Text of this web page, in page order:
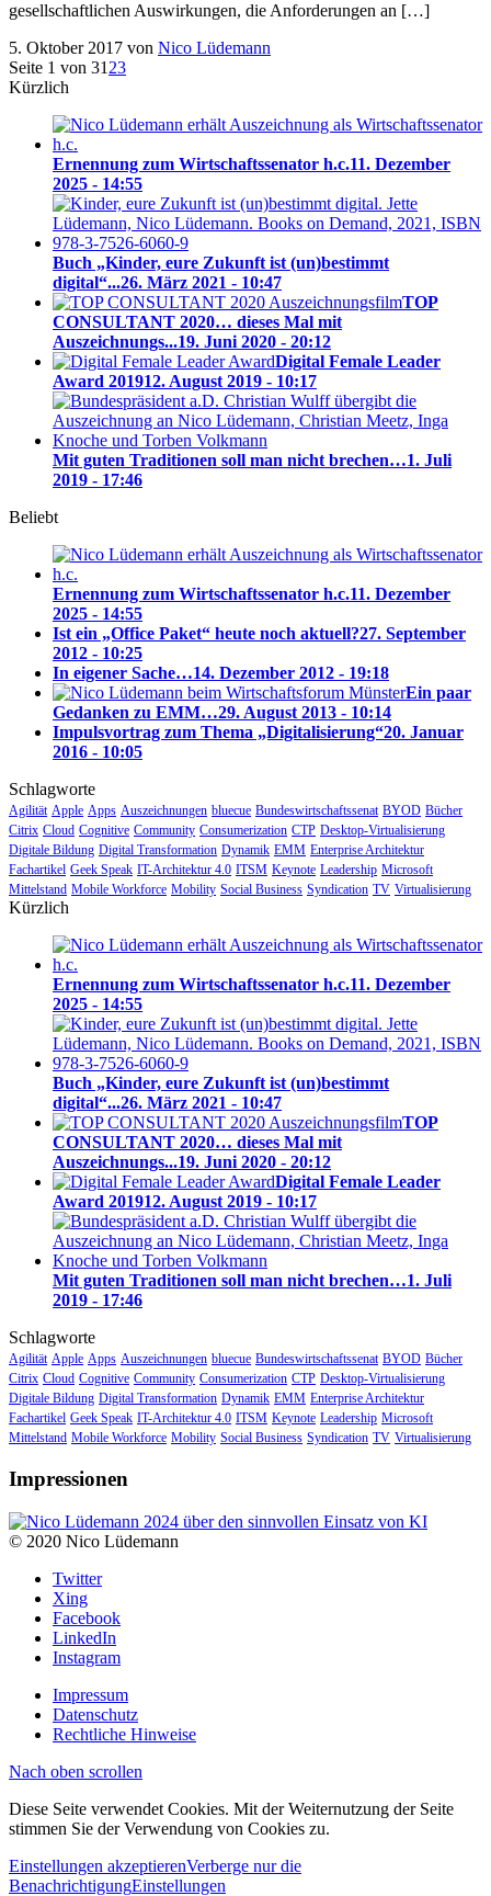
gesellschaftlichen Auswirkungen, die Anforderungen an […]
5. Oktober 2017 von Nico Lüdemann
Seite 1 von 31 23
Kürzlich
Ernennung zum Wirtschaftssenator h.c.11. Dezember
2025 - 14:55
Buch „Kinder, eure Zukunft ist (un)bestimmt
digital“...26. März 2021 - 10:47
TOP
CONSULTANT 2020… dieses Mal mit
Auszeichnungs...19. Juni 2020 - 20:12
Digital Female Leader
Award 201912. August 2019 - 10:17
Mit guten Traditionen soll man nicht brechen…1. Juli
2019 - 17:46
Beliebt
Ernennung zum Wirtschaftssenator h.c.11. Dezember
2025 - 14:55
Ist ein „Office Paket“ heute noch aktuell?27. September
2012 - 10:25
In eigener Sache…14. Dezember 2012 - 19:18
Ein paar
Gedanken zu EMM…29. August 2013 - 10:14
Impulsvortrag zum Thema „Digitalisierung“20. Januar
2016 - 10:05
Schlagworte
Agilität Apple Apps Auszeichnungen bluecue Bundeswirtschaftssenat BYOD Bücher
Citrix Cloud Cognitive Community Consumerization CTP Desktop-Virtualisierung
Digitale Bildung Digital Transformation Dynamik EMM Enterprise Architektur
Fachartikel Geek Speak IT-Architektur 4.0 ITSM Keynote Leadership Microsoft
Mittelstand Mobile Workforce Mobility Social Business Syndication TV Virtualisierung
Kürzlich
Ernennung zum Wirtschaftssenator h.c.11. Dezember
2025 - 14:55
Buch „Kinder, eure Zukunft ist (un)bestimmt
digital“...26. März 2021 - 10:47
TOP
CONSULTANT 2020… dieses Mal mit
Auszeichnungs...19. Juni 2020 - 20:12
Digital Female Leader
Award 201912. August 2019 - 10:17
Mit guten Traditionen soll man nicht brechen…1. Juli
2019 - 17:46
Schlagworte
Agilität Apple Apps Auszeichnungen bluecue Bundeswirtschaftssenat BYOD Bücher
Citrix Cloud Cognitive Community Consumerization CTP Desktop-Virtualisierung
Digitale Bildung Digital Transformation Dynamik EMM Enterprise Architektur
Fachartikel Geek Speak IT-Architektur 4.0 ITSM Keynote Leadership Microsoft
Mittelstand Mobile Workforce Mobility Social Business Syndication TV Virtualisierung
Impressionen
© 2020 Nico Lüdemann
Twitter
Xing
Facebook
LinkedIn
Instagram
Impressum
Datenschutz
Rechtliche Hinweise
Nach oben scrollen
Diese Seite verwendet Cookies. Mit der Weiternutzung der Seite
stimmen Sie der Verwendung von Cookies zu.
Einstellungen akzeptierenVerberge nur die
BenachrichtigungEinstellungen